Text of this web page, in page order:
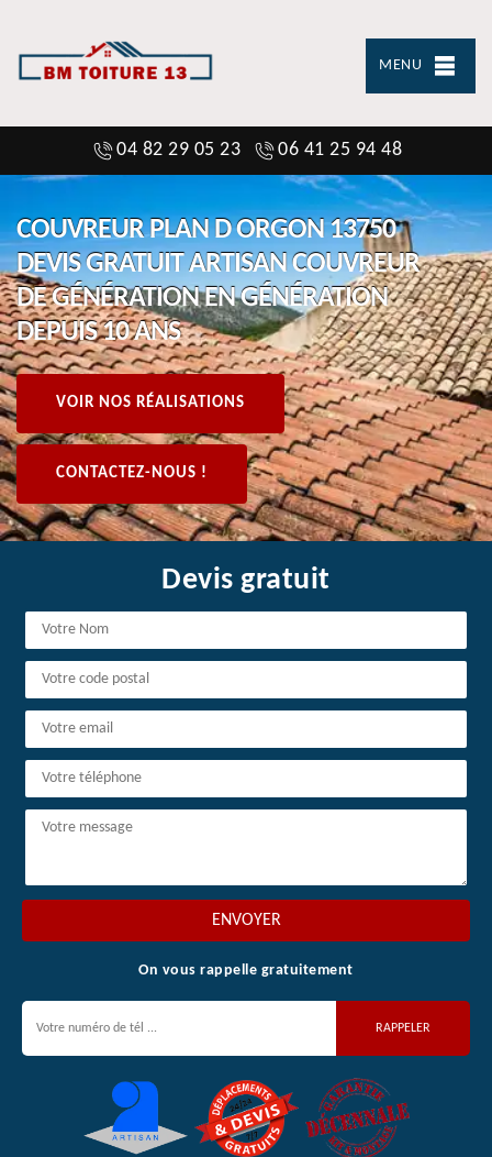
MENU
04 82 29 05 23 06 41 25 94 48
COUVREUR PLAN D ORGON 13750
DEVIS GRATUIT ARTISAN COUVREUR
DE GÉNÉRATION EN GÉNÉRATION
DEPUIS 10 ANS
VOIR NOS RÉALISATIONS
CONTACTEZ-NOUS !
Devis gratuit
On vous rappelle gratuitement